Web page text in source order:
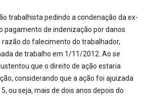
trabalhista pedindo a condenação da ex-
pagamento de indenização por danos
do falecimento do trabalhador,
de trabalho em 1/11/2012. Ao se
que o direito de ação estaria
considerando que a ação foi ajuizada
ou seja, mais de dois anos depois do